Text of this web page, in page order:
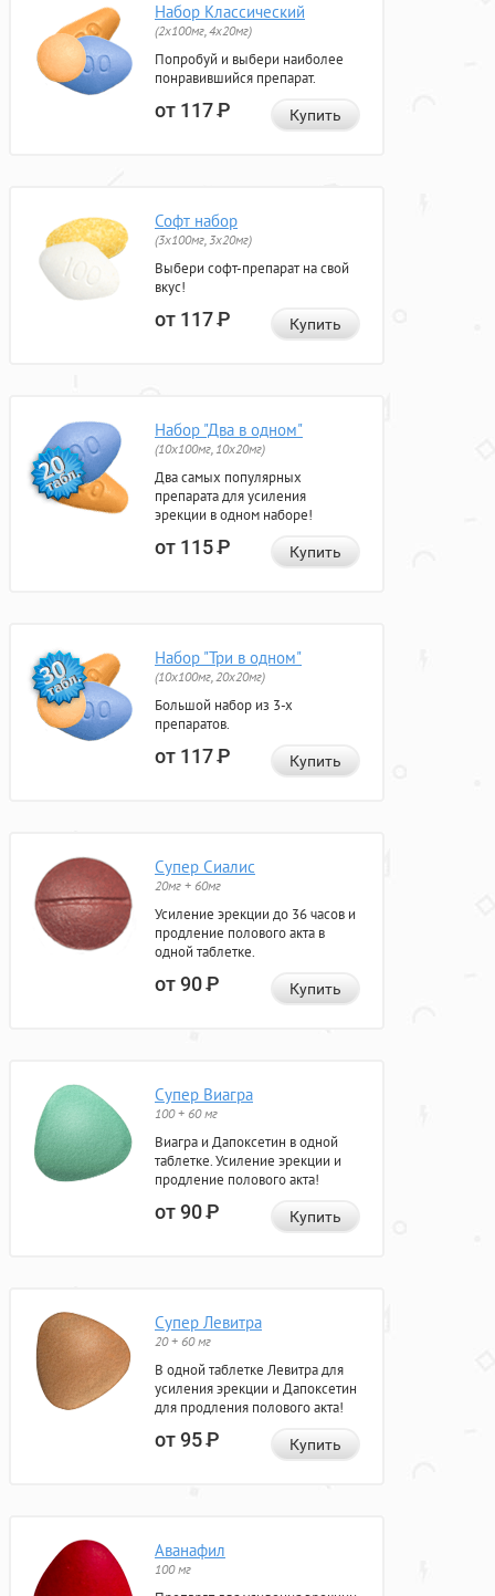
Набор Классический
(2x100мг, 4x20мг)
Попробуй и выбери наиболее
понравившийся препарат.
от 117Р Купить
Софт набор
(3x100мг, 3x20мг)
Выбери софт-препарат на свой
вкус!
от 117Р Купить
Набор "Два в одном"
(10x100мг, 10x20мг)
Два самых популярных
препарата для усиления
эрекции в одном наборе!
от 115Р Купить
Набор "Три в одном"
(10x100мг, 20x20мг)
Большой набор из 3-х
препаратов.
от 117Р Купить
Супер Сиалис
20мг + 60мг
Усиление эрекции до 36 часов и
продление полового акта в
одной таблетке.
от 90Р Купить
Супер Виагра
100 + 60 мг
Виагра и Дапоксетин в одной
таблетке. Усиление эрекции и
продление полового акта!
от 90Р Купить
Супер Левитра
20 + 60 мг
В одной таблетке Левитра для
усиления эрекции и Дапоксетин
для продления полового акта!
от 95Р Купить
Аванафил
100 мг